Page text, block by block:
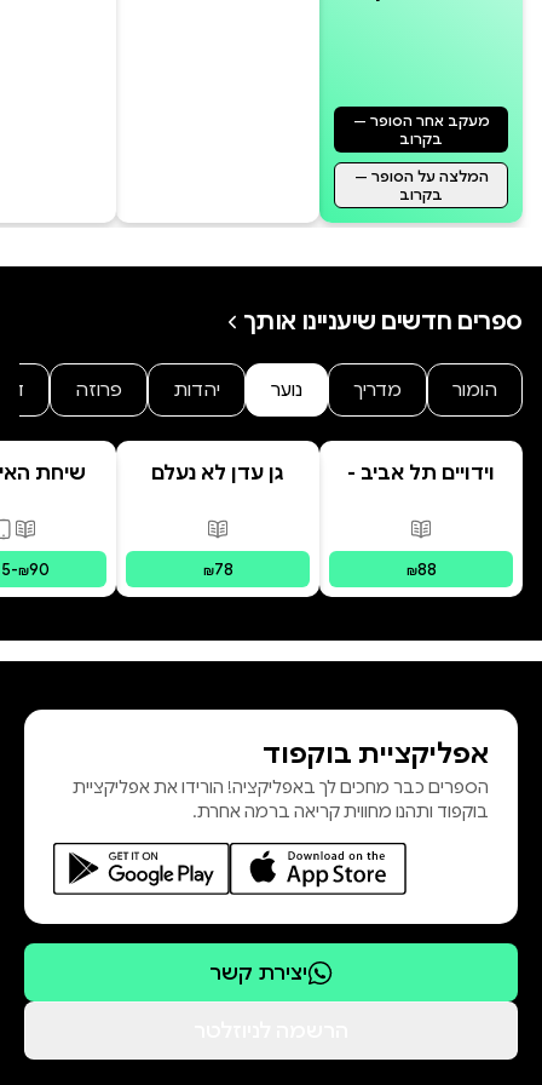
אחרי שתקראו אותו.
מעקב אחר הסופר —
בקרוב
המלצה על הסופר —
בקרוב
ספרים חדשים שיעניינו אותך
הומור מדריך נוער יהדות פרוזה
וידויים תל אביב -
פורמטים זמינים
מודפס
₪88
גן עדן לא נעלם
פורמטים זמינים מודפס
₪78
שיחת
| מסע
בשיטת IFS צ
-₪90
אפליקציית בוקפוד
הספרים כבר מחכים לך באפליקציה! הורידו את אפליקציית
בוקפוד ותהנו מחווית קריאה ברמה אחרת.
יצירת קשר